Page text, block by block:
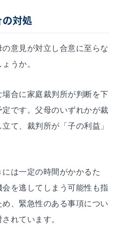
対処
意見が対立し合意に至らな
うか。
合に家庭裁判所が判断を下
です。父母のいずれかが裁
て、裁判所が「子の利益」
は一定の時間がかかるた
を逃してしまう可能性も指
、緊急性のある事項につい
れています。